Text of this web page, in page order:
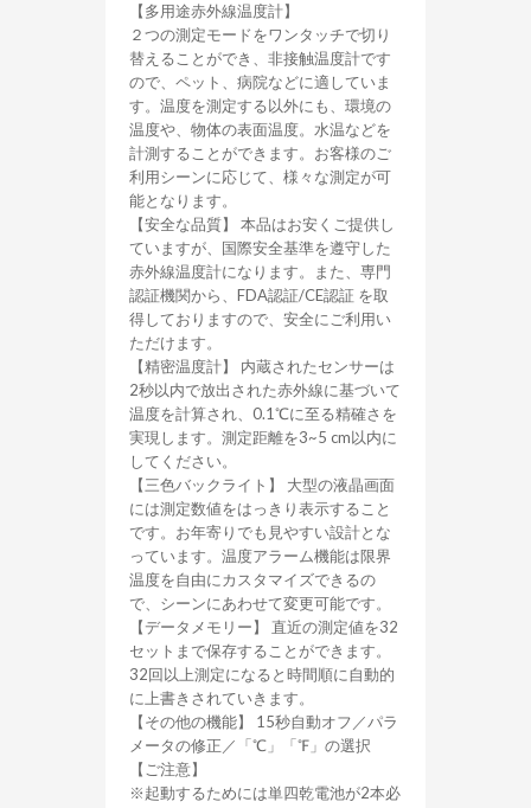
【多用途赤外線温度計】
２つの測定モードをワンタッチで切り
替えることができ、非接触温度計です
ので、ペット、病院などに適していま
す。温度を測定する以外にも、環境の
温度や、物体の表面温度。水温などを
計測することができます。お客様のご
利用シーンに応じて、様々な測定が可
能となります。
【安全な品質】 本品はお安くご提供し
ていますが、国際安全基準を遵守した
赤外線温度計になります。また、専門
認証機関から、FDA認証/CE認証 を取
得しておりますので、安全にご利用い
ただけます。
【精密温度計】 内蔵されたセンサーは
2秒以内で放出された赤外線に基づいて
温度を計算され、0.1℃に至る精確さを
実現します。測定距離を3~5 cm以内に
してください。
【三色バックライト】 大型の液晶画面
には測定数値をはっきり表示すること
です。お年寄りでも見やすい設計とな
っています。温度アラーム機能は限界
温度を自由にカスタマイズできるの
で、シーンにあわせて変更可能です。
【データメモリー】 直近の測定値を32
セットまで保存することができます。
32回以上測定になると時間順に自動的
に上書きされていきます。
【その他の機能】 15秒自動オフ／パラ
メータの修正／「℃」「℉」の選択
【ご注意】
※起動するためには単四乾電池が2本必